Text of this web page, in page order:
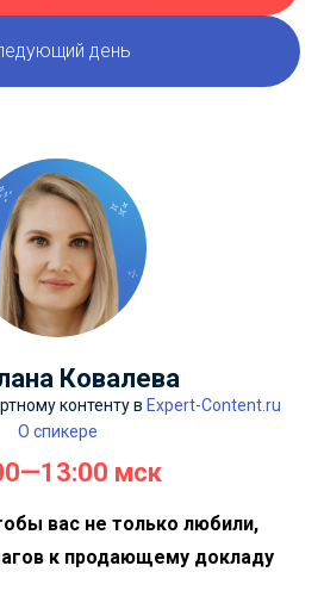
день
Ковалева
контенту в Expert-Content.ru
О спикере
мск
вас не только любили,
к продающему докладу